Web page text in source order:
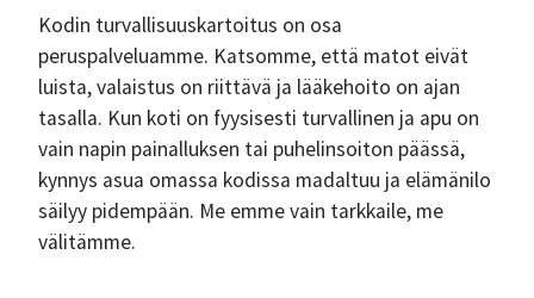
Kodin turvallisuuskartoitus on osa
peruspalveluamme. Katsomme, että matot eivät
luista, valaistus on riittävä ja lääkehoito on ajan
tasalla. Kun koti on fyysisesti turvallinen ja apu on
vain napin painalluksen tai puhelinsoiton päässä,
kynnys asua omassa kodissa madaltuu ja elämänilo
säilyy pidempään. Me emme vain tarkkaile, me
välitämme.